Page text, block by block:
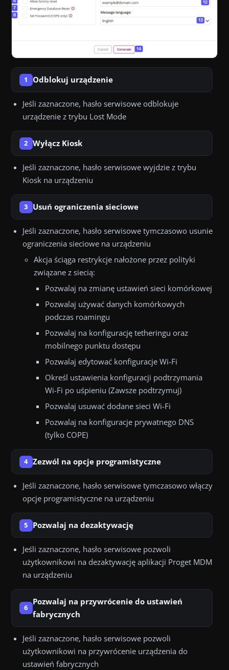
1 Odblokuj urządzenie
Jeśli zaznaczone, hasło serwisowe odblokuje
urządzenie z trybu Lost Mode
2 Wyłącz Kiosk
Jeśli zaznaczone, hasło serwisowe wyjdzie z trybu
Kiosk na urządzeniu
3 Usuń ograniczenia sieciowe
Jeśli zaznaczone, hasło serwisowe tymczasowo usunie
ograniczenia sieciowe na urządzeniu
Akcja ściąga restrykcje nałożone przez polityki
związane z siecią:
Pozwalaj na zmianę ustawień sieci komórkowej
Pozwalaj używać danych komórkowych
podczas roamingu
Pozwalaj na konfigurację tetheringu oraz
mobilnego punktu dostępu
Pozwalaj edytować konfiguracje Wi-Fi
Określ ustawienia konfiguracji podtrzymania
Wi-Fi po uśpieniu (Zawsze podtrzymuj)
Pozwalaj usuwać dodane sieci Wi-Fi
Pozwalaj na konfiguracje prywatnego DNS
(tylko COPE)
4 Zezwól na opcje programistyczne
Jeśli zaznaczone, hasło serwisowe tymczasowo włączy
opcje programistyczne na urządzeniu
5 Pozwalaj na dezaktywację
Jeśli zaznaczone, hasło serwisowe pozwoli
użytkownikowi na dezaktywację aplikacji Proget MDM
na urządzeniu
6
Pozwalaj na przywrócenie do ustawień
fabrycznych
Jeśli zaznaczone, hasło serwisowe pozwoli
użytkownikowi na przywrócenie urządzenia do
ustawień fabrycznych